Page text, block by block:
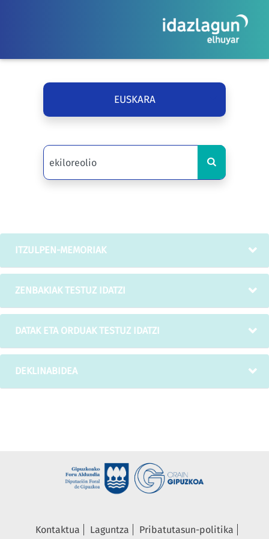
EUSKARA
ITZULPEN-MEMORIAK
ZENBAKIAK TESTUZ IDATZI
DATAK ETA ORDUAK TESTUZ IDATZI
DEKLINABIDEA
Kontaktua Laguntza
Pribatutasun-politika